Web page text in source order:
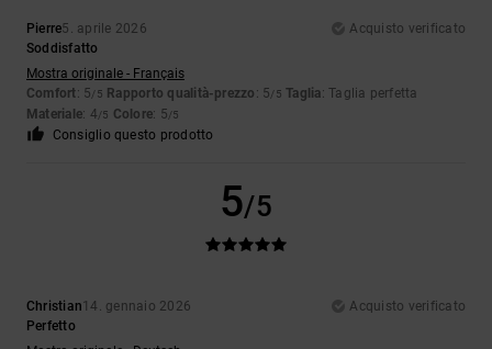
Pierre5. aprile 2026
Acquisto verificato
Soddisfatto
Mostra originale - Français
Comfort: 5/5 Rapporto qualità-prezzo : 5/5 Taglia: Taglia perfetta
Materiale: 4/5 Colore: 5/5
Consiglio questo prodotto
5/5
Christian14. gennaio 2026
Acquisto verificato
Perfetto